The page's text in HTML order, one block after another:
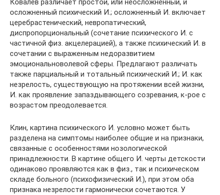
Ковалев различает простой, или неосложненный, и
осложненный психический И.; осложненный И. включает
церебрастенический, невропатический,
диспропорциональный (сочетание психического И. с
частичной физ. акцелерацией), а также психический И. в
сочетании с выраженным недоразвитием
эмоциональноволевой сферы. Предлагают различать
также парциальный и тотальный психический И.; И. как
незрелость, существующую на протяжении всей жизни,
И. как проявление запаздывающего созревания, к-рое с
возрастом преодолевается.
Клин, картина психического И. условно может быть
разделена на симптомы наиболее общие и на признаки,
связанные с особенностями нозологической
принадлежности. В картине общего И. черты детскости
одинаково проявляются как в физ., так и психическом
складе больного (психофизический И.), при этом оба
признака незрелости гармонически сочетаются. У